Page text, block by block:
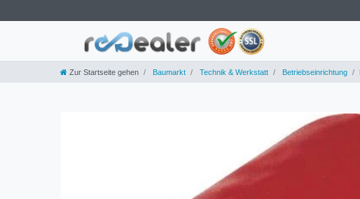
Zur Startseite gehen Baumarkt Technik & Werkstatt Betriebseinrichtung